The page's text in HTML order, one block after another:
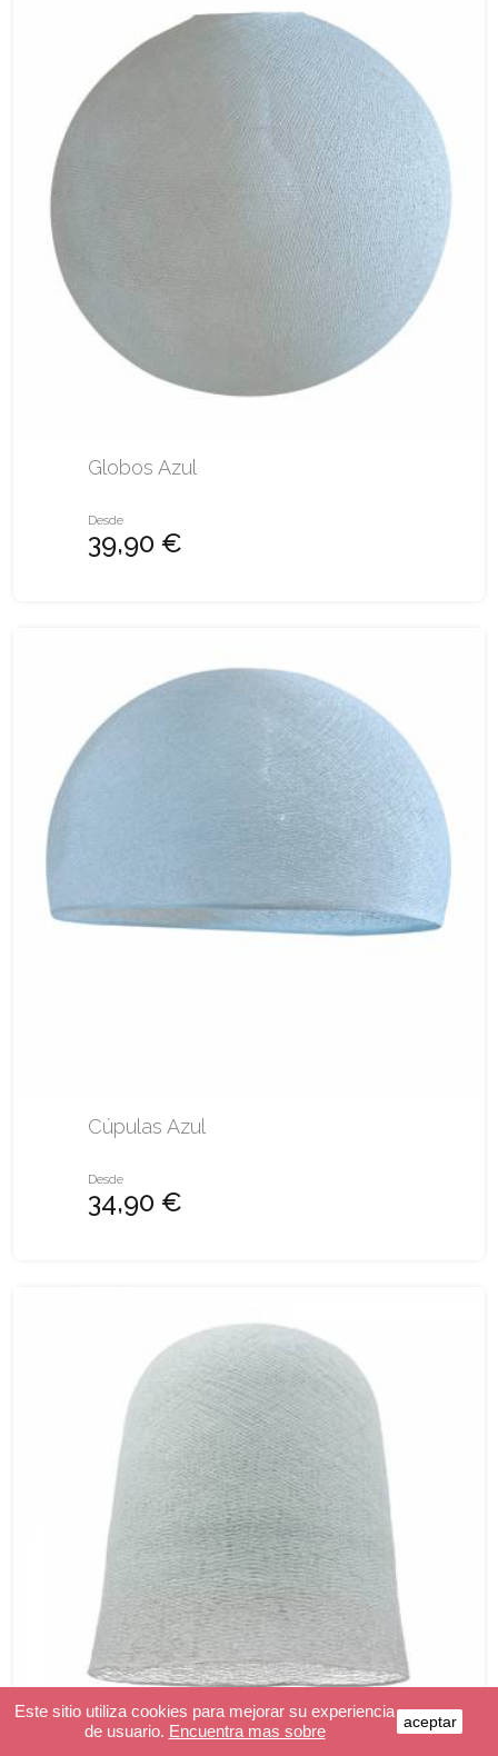
Globos Azul
Desde
39,90 €
Cúpulas Azul
Desde
34,90 €
Este sitio utiliza cookies para mejorar su experiencia
de usuario. Encuentra mas sobre aceptar